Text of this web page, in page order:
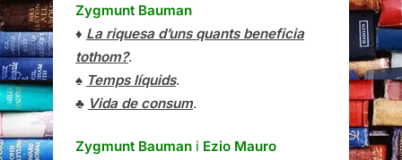
Zygmunt Bauman
♦ La riquesa d’uns quants beneficia
tothom?.
♠ Temps líquids.
♣ Vida de consum.
Zygmunt Bauman i Ezio Mauro